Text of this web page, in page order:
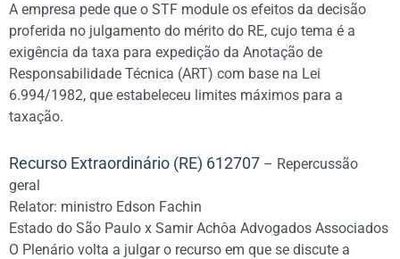
A empresa pede que o STF module os efeitos da decisão
proferida no julgamento do mérito do RE, cujo tema é a
exigência da taxa para expedição da Anotação de
Responsabilidade Técnica (ART) com base na Lei
6.994/1982, que estabeleceu limites máximos para a
taxação.
Recurso Extraordinário (RE) 612707 – Repercussão
geral
Relator: ministro Edson Fachin
Estado do São Paulo x Samir Achôa Advogados Associados
O Plenário volta a julgar o recurso em que se discute a